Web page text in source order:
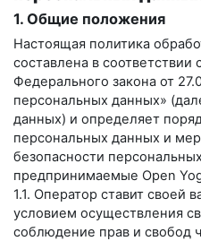
1. Общие положения
Настоящая политика
составлена в соответствии
Федерального закона от
персональных данных»
данных) и определяет
персональных данных и
безопасности
предпринимаемые Open
1.1. Оператор ставит своей
условием осуществления
соблюдение прав и свобод